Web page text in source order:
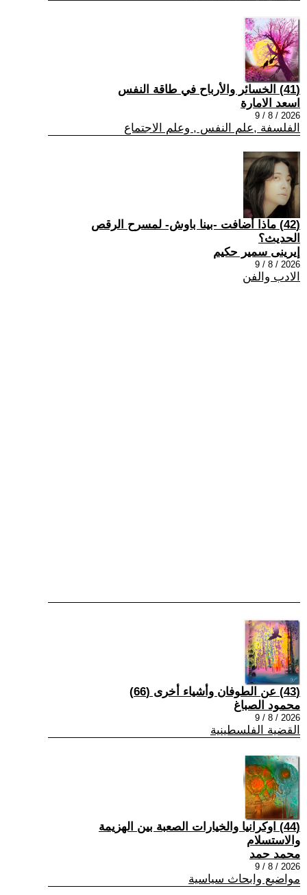
(41) الخسائر والأرباح في طاقة النفس
اسعد الامارة
2026 / 8 / 9
الفلسفة ,علم النفس , وعلم الاجتماع
(42) ماذا أضافت -بينا باوش- لمسرح الرقص
الحديث؟
إيرينى سمير حكيم
2026 / 8 / 9
الادب والفن
(43) عن الطوفان وأشياء أخرى (66)
محمود الصباغ
2026 / 8 / 9
القضية الفلسطينية
(44) اوكرانيا والخيارات الصعبة بين الهزيمة
والاستسلام
محمد حمد
2026 / 8 / 9
مواضيع وابحاث سياسية